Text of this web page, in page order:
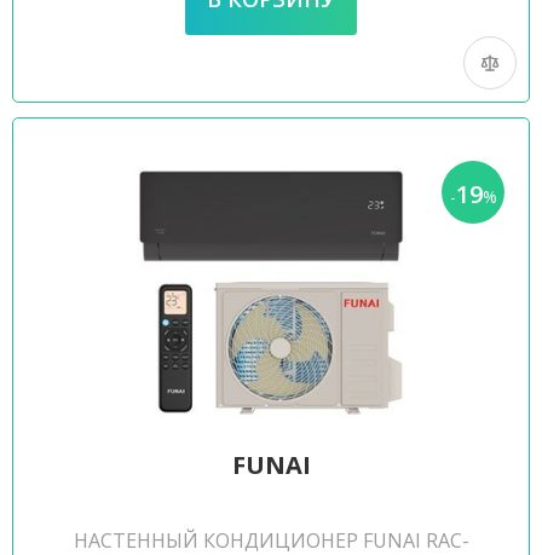
-19%
FUNAI
НАСТЕННЫЙ КОНДИЦИОНЕР FUNAI RAC-